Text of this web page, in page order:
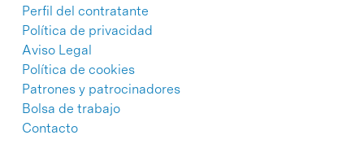
Perfil del contratante
Política de privacidad
Aviso Legal
Política de cookies
Patrones y patrocinadores
Bolsa de trabajo
Contacto